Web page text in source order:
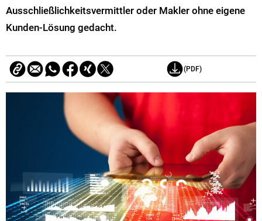
Ausschließlichkeitsvermittler oder Makler ohne eigene
Kunden-Lösung gedacht.
(PDF)